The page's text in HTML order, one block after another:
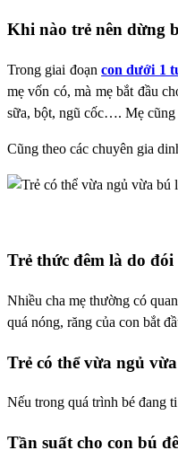
Khi nào trẻ nên dừng
Trong giai đoạncon dưới 1
mẹ vốn có, mà mẹ bắt đầu
sữa, bột, ngũ cốc…. Mẹ cũng
Cũng theo các chuyên gia
Trẻ thức đêm là do đói
Nhiều cha mẹ thường có
quá nóng, răng của con bắt
Trẻ có thể vừa ngủ
Nếu trong quá trình bé đang
Tần suất cho con bú